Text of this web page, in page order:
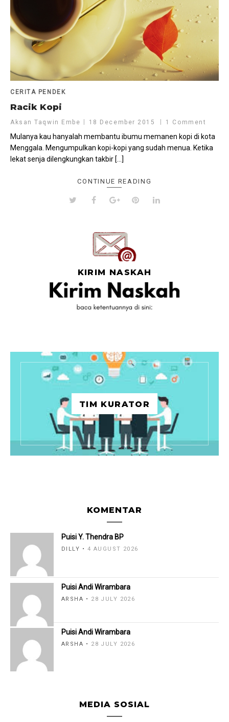
CERITA PENDEK
Racik Kopi
Aksan Taqwin Embe 18 December 2015 1 Comment
Mulanya kau hanyalah membantu ibumu memanen kopi di kota
Menggala. Mengumpulkan kopi-kopi yang sudah menua. Ketika
lekat senja dilengkungkan takbir […]
CONTINUE READING
KIRIM NASKAH
TIM KURATOR
KOMENTAR
Puisi Y. Thendra BP
DILLY 4 AUGUST 2026
Puisi Andi Wirambara
ARSHA 28 JULY 2026
Puisi Andi Wirambara
ARSHA 28 JULY 2026
MEDIA SOSIAL